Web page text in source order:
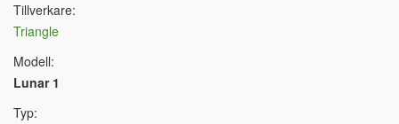
Tillverkare:
Triangle
Modell:
Lunar 1
Typ: